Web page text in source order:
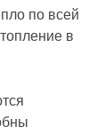
по всей
в